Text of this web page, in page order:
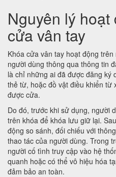
Nguyên lý
cửa vân tay
Khóa cửa vân tay hoạt động
người dùng thông qua thông tin
là chỉ những ai đã được đăng ký
thẻ từ, hoặc đồ vật điều khiển từ
được cửa.
Do đó, trước khi sử dụng, người
trên khóa để khóa lưu giữ lại.
động so sánh, đối chiếu với
thao tác của người dùng. Trong
người cố tình truy cập vào hệ
quanh hoặc có thể vô hiệu hóa
đảm bảo an toàn.